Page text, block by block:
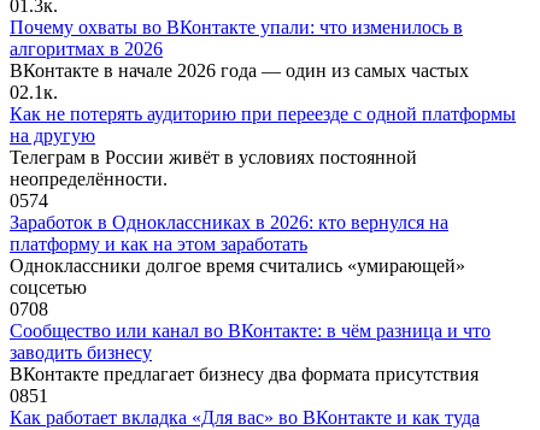
01.3к.
Почему охваты во ВКонтакте упали: что изменилось в
алгоритмах в 2026
ВКонтакте в начале 2026 года — один из самых частых
02.1к.
Как не потерять аудиторию при переезде с одной платформы
на другую
Телеграм в России живёт в условиях постоянной
неопределённости.
0574
Заработок в Одноклассниках в 2026: кто вернулся на
платформу и как на этом заработать
Одноклассники долгое время считались «умирающей»
соцсетью
0708
Сообщество или канал во ВКонтакте: в чём разница и что
заводить бизнесу
ВКонтакте предлагает бизнесу два формата присутствия
0851
Как работает вкладка «Для вас» во ВКонтакте и как туда